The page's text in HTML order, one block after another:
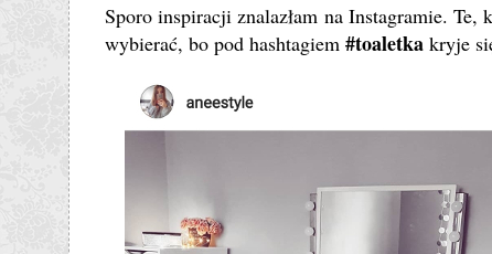
Sporo inspiracji znalazłam na Instagramie.
wybierać, bo pod hashtagiem #toaletka kryje